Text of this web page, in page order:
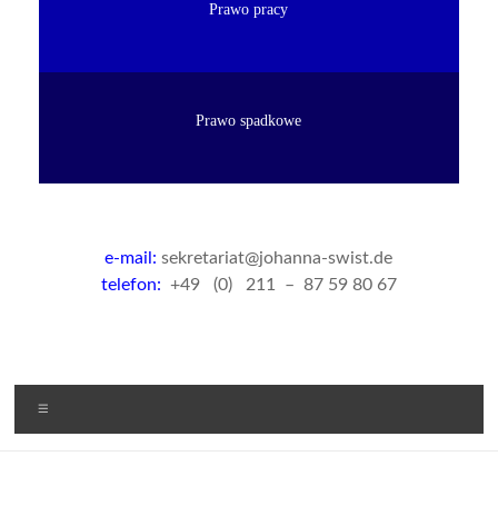
Prawo pracy
Prawo spadkowe
e-mail: sekretariat@johanna-swist.de
telefon: +49 (0) 211 – 87 59 80 67